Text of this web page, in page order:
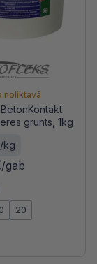
noliktavā
grunts, 1kg
/kg
/gab
20